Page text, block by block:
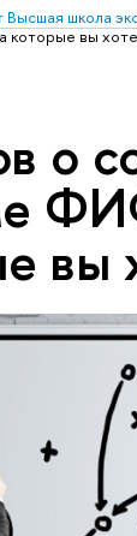
Высшая школа
вы
о
вы